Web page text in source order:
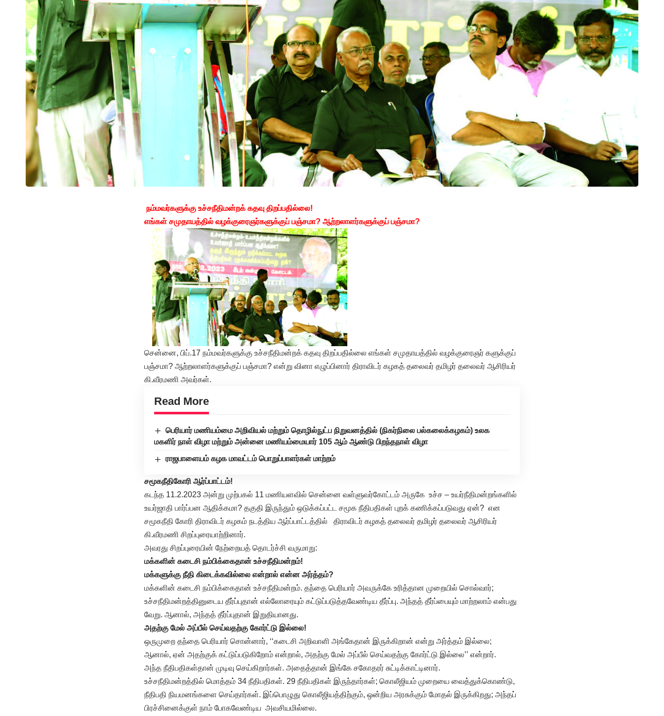
நம்மவர்களுக்கு உச்சநீதிமன்றக் கதவு திறப்பதில்லை!
எங்கள் சமுதாயத்தில் வழக்குரைஞர்களுக்குப் பஞ்சமா? ஆற்றலாளர்களுக்குப் பஞ்சமா?
சென்னை, பிப்.17 நம்மவர்களுக்கு உச்சநீதிமன்றக் கதவு திறப்பதில்லை எங்கள் சமுதாயத்தில் வழக்குரைஞர் களுக்குப்
பஞ்சமா? ஆற்றலாளர்களுக்குப் பஞ்சமா? என்று வினா எழுப்பினார் திராவிடர் கழகத் தலைவர் தமிழர் தலைவர் ஆசிரியர்
கி.வீரமணி அவர்கள்.
Read More
பெரியார் மணியம்மை அறிவியல் மற்றும் தொழில்நுட்ப நிறுவனத்தில் (நிகர்நிலை பல்கலைக்கழகம்) உலக
மகளிர் நாள் விழா மற்றும் அன்னை மணியம்மையார் 105 ஆம் ஆண்டு பிறந்தநாள் விழா
ராஜபாளையம் கழக மாவட்டம் பொறுப்பாளர்கள் மாற்றம்
சமூகநீதிகோரி ஆர்ப்பாட்டம்!
கடந்த 11.2.2023 அன்று முற்பகல் 11 மணியளவில் சென்னை வள்ளுவர்கோட்டம் அருகே உச்ச – உயர்நீதிமன்றங்களில்
உயர்ஜாதி பார்ப்பன ஆதிக்கமா? தகுதி இருந்தும் ஒடுக்கப்பட்ட சமூக நீதிபதிகள் புறக் கணிக்கப்படுவது ஏன்? என
சமூகநீதி கோரி திராவிடர் கழகம் நடத்திய ஆர்ப்பாட்டத்தில் திராவிடர் கழகத் தலைவர் தமிழர் தலைவர் ஆசிரியர்
கி.வீரமணி சிறப்புரையாற்றினார்.
அவரது சிறப்புரையின் நேற்றையத் தொடர்ச்சி வருமாறு:
மக்களின் கடைசி நம்பிக்கைதான் உச்சநீதிமன்றம்!
மக்களுக்கு நீதி கிடைக்கவில்லை என்றால் என்ன அர்த்தம்?
மக்களின் கடைசி நம்பிக்கைதான் உச்சநீதிமன்றம். தந்தை பெரியார் அவருக்கே உரித்தான முறையில் சொல்வார்;
உச்சநீதிமன்றத்தினுடைய தீர்ப்புதான் எல்லோரையும் கட்டுப்படுத்தவேண்டிய தீர்ப்பு. அந்தத் தீர்ப்பையும் மாற்றலாம் என்பது
வேறு. ஆனால், அந்தத் தீர்ப்புதான் இறுதியானது.
அதற்கு மேல் அப்பீல் செய்வதற்கு கோர்ட்டு இல்லை!
ஒருமுறை தந்தை பெரியார் சொன்னார், ‘‘கடைசி அறிவாளி அங்கேதான் இருக்கிறான் என்று அர்த்தம் இல்லை;
ஆனால், ஏன் அதற்குக் கட்டுப்படுகிறோம் என்றால், அதற்கு மேல் அப்பீல் செய்வதற்கு கோர்ட்டு இல்லை’’ என்றார்.
அந்த நீதிபதிகள்தான் முடிவு செய்கிறார்கள். அதைத்தான் இங்கே சகோதரர் சுட்டிக்காட்டினார்.
உச்சநீதிமன்றத்தில் மொத்தம் 34 நீதிபதிகள். 29 நீதிபதிகள் இருந்தார்கள்; கொலீஜியம் முறையை வைத்துக்கொண்டு,
நீதிபதி நியமனங்களை செய்தார்கள். இப்பொழுது கொலீஜியத்திற்கும், ஒன்றிய அரசுக்கும் மோதல் இருக்கிறது; அந்தப்
பிரச்சினைக்குள் நாம் போகவேண்டிய அவசியமில்லை.